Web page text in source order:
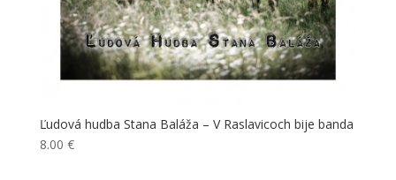
Ľudová hudba Stana Baláža – V Raslavicoch bije banda
8.00 €